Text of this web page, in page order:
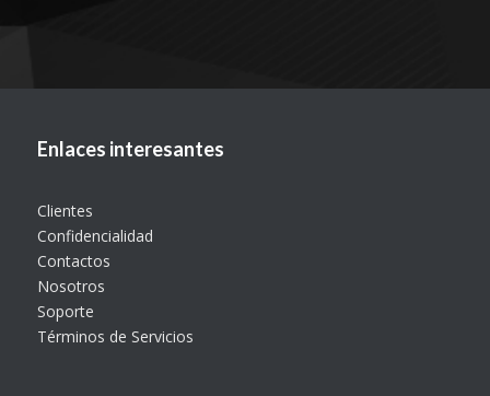
Enlaces interesantes
Clientes
Confidencialidad
Contactos
Nosotros
Soporte
Términos de Servicios